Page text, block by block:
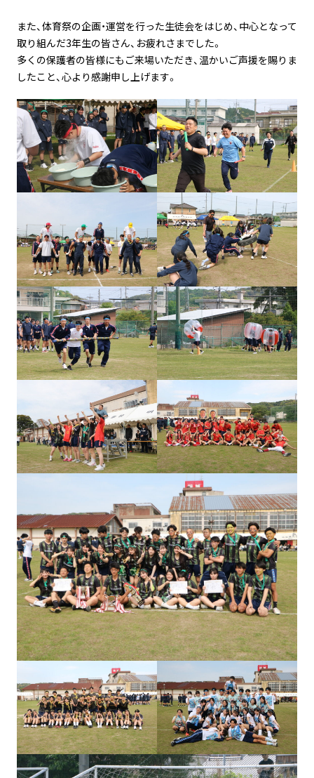
また、体育祭の企画・運営を行った生徒会をはじめ、中心となって
取り組んだ3年生の皆さん、お疲れさまでした。
多くの保護者の皆様にもご来場いただき、温かいご声援を賜りま
したこと、心より感謝申し上げます。